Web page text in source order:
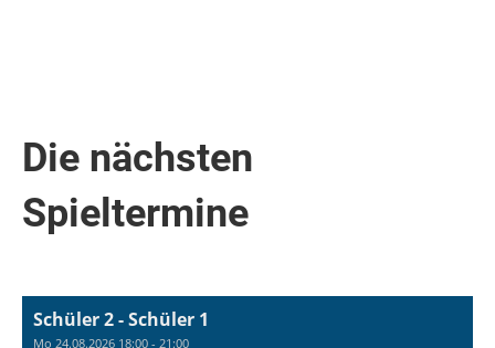
Die nächsten
Spieltermine
Schüler 2 - Schüler 1
Mo 24.08.2026 18:00 - 21:00